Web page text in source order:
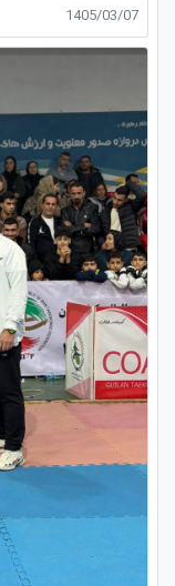
1405/03/07